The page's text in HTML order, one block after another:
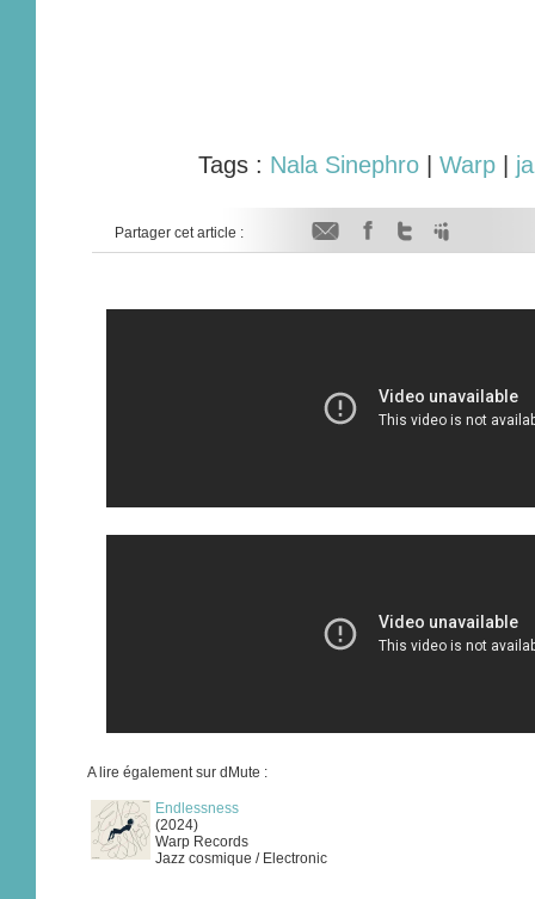
Tags : Nala Sinephro Warp
Partager cet article :
A lire également sur dMute :
Endlessness
(2024)
Warp Records
Jazz cosmique / Electronic